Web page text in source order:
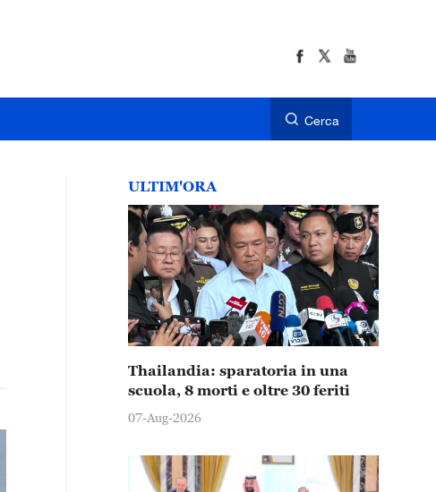
Cerca
ULTIM'ORA
Thailandia: sparatoria in una
scuola, 8 morti e oltre 30 feriti
07-Aug-2026